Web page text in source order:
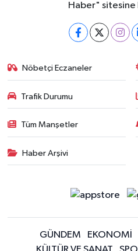
Haber" sitesine
Nöbetçi Eczaneler
Trafik Durumu
Tüm Manşetler
Haber Arşivi
GÜNDEM EKONOMİ